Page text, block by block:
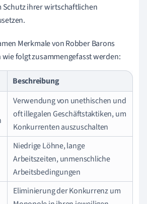
Schutz ihrer wirtschaftlichen
Merkmale von Robber Barons
folgt zusammengefasst werden:
Beschreibung
Verwendung von unethischen und
oft illegalen Geschäftstaktiken, um
Konkurrenten auszuschalten
Niedrige Löhne, lange
Arbeitszeiten, unmenschliche
Arbeitsbedingungen
Eliminierung der Konkurrenz um